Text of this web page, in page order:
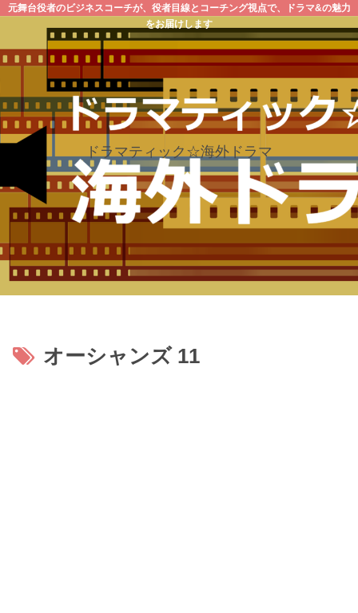
元舞台役者のビジネスコーチが、役者目線とコーチング視点で、ドラマ&の魅力
をお届けします
ドラマティック☆海外ドラマ
オーシャンズ 11